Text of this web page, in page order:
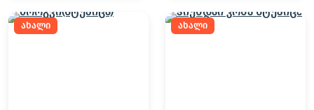
ახალი ახალი